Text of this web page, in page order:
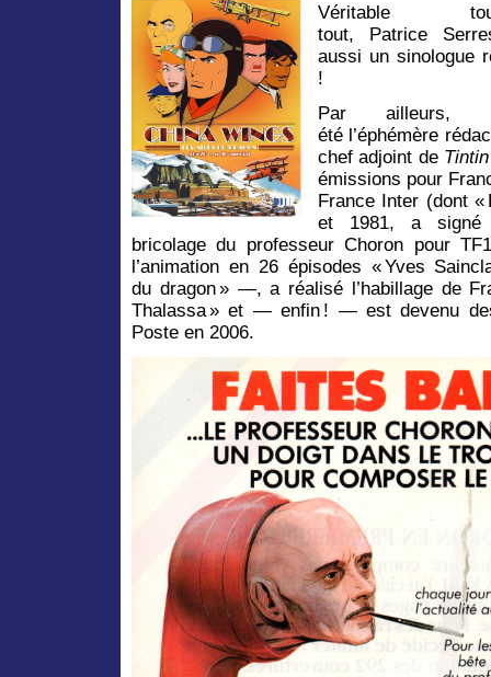
Véritable
tout, Patrice
aussi un sinologue
!
Par
été l’éphémère
chef adjoint de Tintin
émissions pour
France Inter (dont «
et 1981, a signé
bricolage du professeur Choron pour
l’animation en 26 épisodes « Yves
du dragon » —, a réalisé l’habillage de
Thalassa » et — enfin ! — est devenu
Poste en 2006.